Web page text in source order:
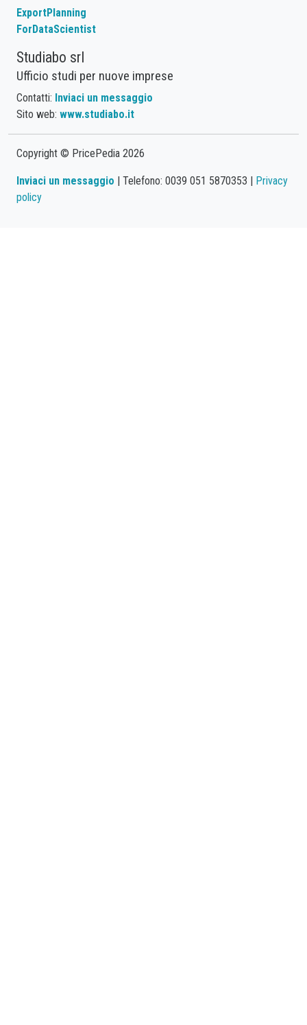
ExportPlanning
ForDataScientist
Studiabo srl
Ufficio studi per nuove imprese
Contatti: Inviaci un messaggio
Sito web: www.studiabo.it
Copyright © PricePedia 2026
Inviaci un messaggio | Telefono: 0039 051 5870353 | Privacy
policy